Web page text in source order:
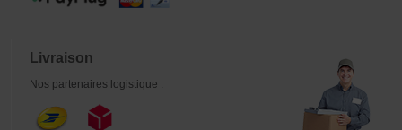
Livraison
Nos partenaires logistique :